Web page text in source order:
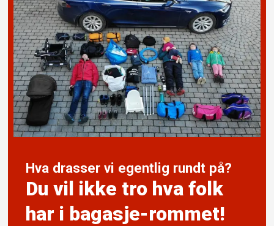
Hva drasser vi egentlig rundt på?
Du vil ikke tro hva folk
har i bagasje-rommet!